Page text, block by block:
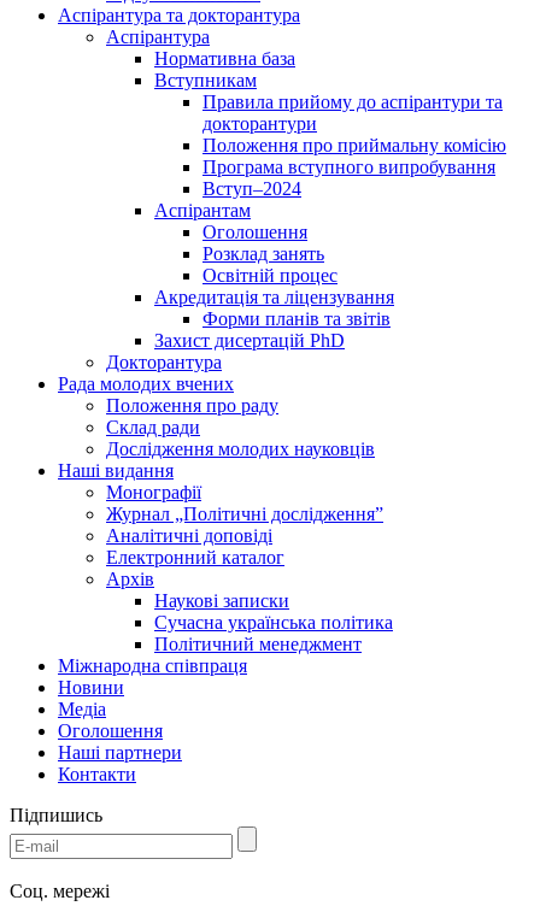
Аспірантура та докторантура
Аспірантура
Нормативна база
Вступникам
Правила прийому до аспірантури та
докторантури
Положення про приймальну комісію
Програма вступного випробування
Вступ–2024
Аспірантам
Оголошення
Розклад занять
Освітній процес
Акредитація та ліцензування
Форми планів та звітів
Захист дисертацій PhD
Докторантура
Рада молодих вчених
Положення про раду
Склад ради
Дослідження молодих науковців
Наші видання
Монографії
Журнал „Політичні дослідження”
Аналітичні доповіді
Електронний каталог
Архів
Наукові записки
Сучасна українська політика
Політичний менеджмент
Міжнародна співпраця
Новини
Медіa
Оголошення
Наші партнери
Контакти
Підпишись
Соц. мережі